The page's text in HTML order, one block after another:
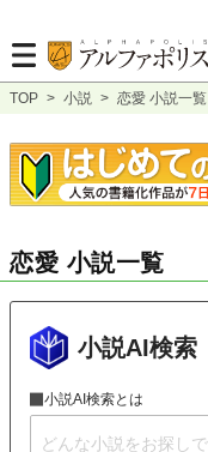
TOP > 小説 > 恋愛 小説一覧
恋愛 小説一覧
小説AI検索
小説AI検索とは